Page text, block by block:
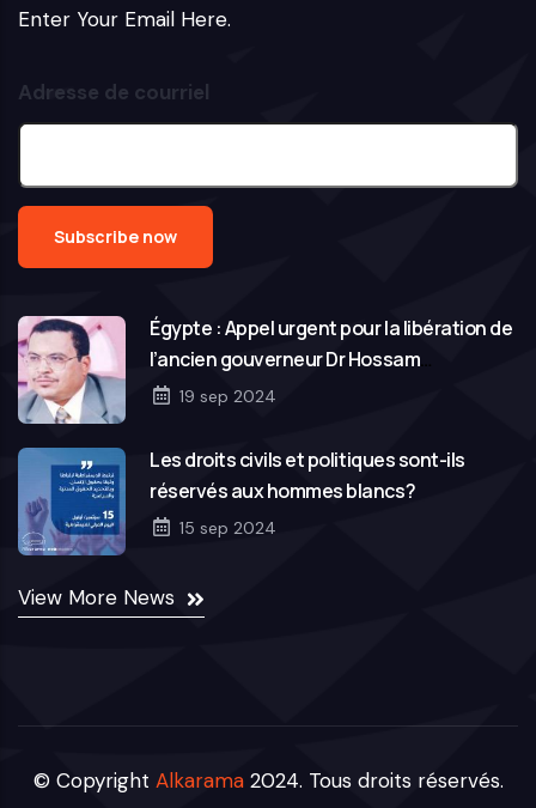
Enter Your Email Here.
Adresse de courriel
Égypte : Appel urgent pour la libération de
l’ancien gouverneur Dr Hossam
Abouelezz
19 sep 2024
Les droits civils et politiques sont-ils
réservés aux hommes blancs?
15 sep 2024
View More News
© Copyright Alkarama2024. Tous droits réservés.